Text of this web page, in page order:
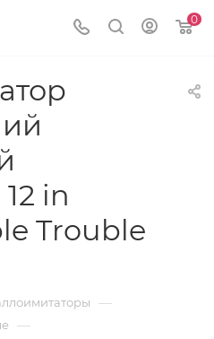
0
in
Trouble
—
—